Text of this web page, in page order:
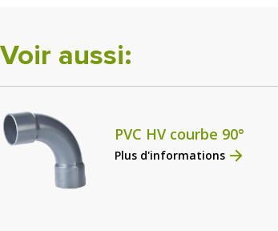
Voir aussi:
PVC HV courbe 90°
Plus d'informations